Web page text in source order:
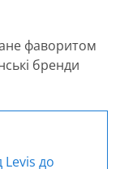
фаворитом
бренди
до